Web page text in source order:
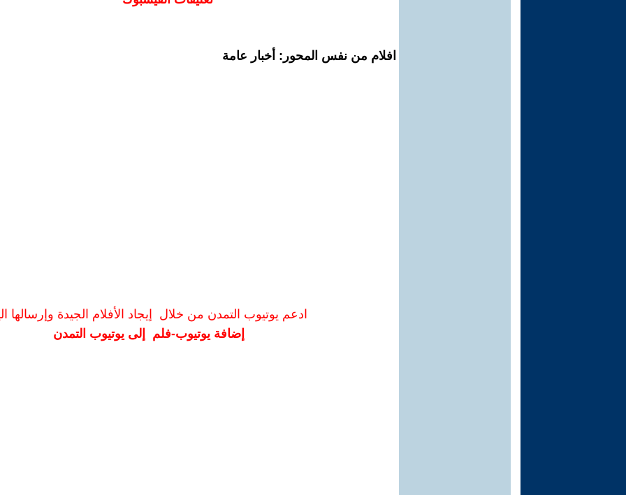
افلام من نفس المحور: أخبار عامة
ادعم يوتيوب التمدن من خلال إيجاد الأفلام الجيدة وإرسالها
إضافة يوتيوب-فلم إلى يوتيوب التمدن